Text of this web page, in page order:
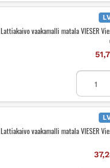
Vieser
matala
Lattiakaivo vaakamalli matala VIESER
matala
VIESER
Vieser
1x32
valutuet
Lattiakaivo vaakamalli matala VIESER